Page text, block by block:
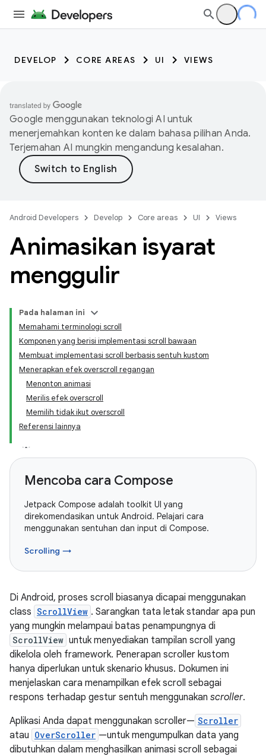
DEVELOP CORE AREAS UI VIEWS
Google menggunakan teknologi AI untuk
menerjemahkan konten ke dalam bahasa pilihan Anda.
Terjemahan AI mungkin mengandung kesalahan.
Android Developers Develop Core areas UI Views
Animasikan isyarat
menggulir
Pada halaman ini
Memahami terminologi scroll
Komponen yang berisi implementasi scroll bawaan
Membuat implementasi scroll berbasis sentuh kustom
Menerapkan efek overscroll regangan
Menonton animasi
Merilis efek overscroll
Memilih tidak ikut overscroll
Referensi lainnya
Mencoba cara Compose
Jetpack Compose adalah toolkit UI yang
direkomendasikan untuk Android. Pelajari cara
menggunakan sentuhan dan input di Compose.
Scrolling →
Di Android, proses scroll biasanya dicapai menggunakan
class ScrollView . Sarangkan tata letak standar apa pun
yang mungkin melampaui batas penampungnya di
ScrollView untuk menyediakan tampilan scroll yang
dikelola oleh framework. Penerapan scroller kustom
hanya diperlukan untuk skenario khusus. Dokumen ini
menjelaskan cara menampilkan efek scroll sebagai
respons terhadap gestur sentuh menggunakan scroller.
Aplikasi Anda dapat menggunakan scroller— Scroller
atau OverScroller —untuk mengumpulkan data yang
dibutuhkan dalam menghasilkan animasi scroll sebagai